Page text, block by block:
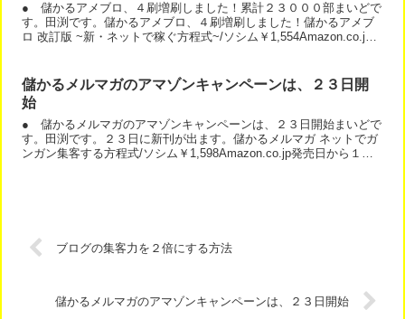
● 儲かるアメブロ、４刷増刷しました！累計２３０００部まいどで
す。田渕です。儲かるアメブロ、４刷増刷しました！儲かるアメブ
ロ 改訂版 ~新・ネットで稼ぐ方程式~/ソシム￥1,554Amazon.co.jp
儲かるメルマガのアマゾンキャンペーンは、２３日開
始
● 儲かるメルマガのアマゾンキャンペーンは、２３日開始まいどで
す。田渕です。２３日に新刊が出ます。儲かるメルマガ ネットでガ
ンガン集客する方程式/ソシム￥1,598Amazon.co.jp発売日から１週
ブログの集客力を２倍にする方法
儲かるメルマガのアマゾンキャンペーンは、２３日開始